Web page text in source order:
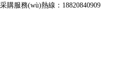
采購服務(wù)熱線：18820840909